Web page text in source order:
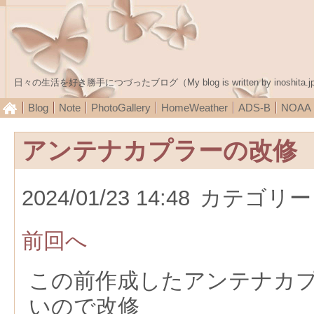
日々の生活を好き勝手につづったブログ（My blog is written by
Blog Note PhotoGallery HomeWeather ADS-B NOAA
アンテナカプラーの改修
2024/01/23 14:48 カテゴリ
前回へ
この前作成したアンテナカ
いので改修